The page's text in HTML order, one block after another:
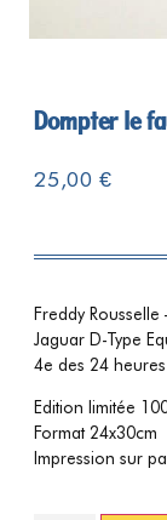
Dompter le
25,00 €
Freddy Rousselle
Jaguar D-Type
4e des 24
Edition limitée
Format 24x30cm
Impression sur